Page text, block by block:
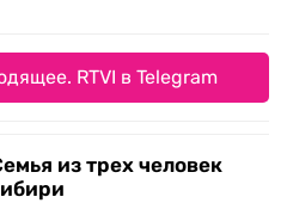
RTVI в Telegram
из трех человек